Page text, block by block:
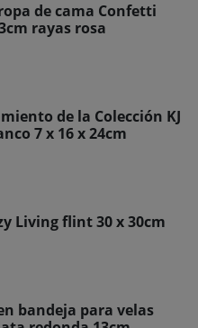
de cama Confetti
rayas rosa
de la Colección KJ
7 x 16 x 24cm
Living flint 30 x 30cm
bandeja para velas